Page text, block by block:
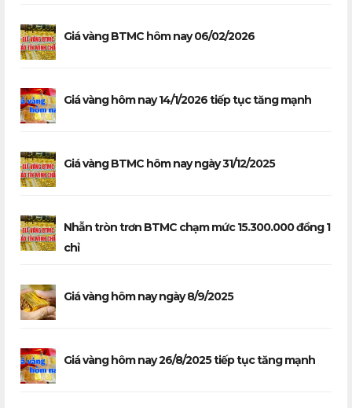
Giá vàng BTMC hôm nay 06/02/2026
Giá vàng hôm nay 14/1/2026 tiếp tục tăng mạnh
Giá vàng BTMC hôm nay ngày 31/12/2025
Nhẫn tròn trơn BTMC chạm mức 15.300.000 đồng 1
chỉ
Giá vàng hôm nay ngày 8/9/2025
Giá vàng hôm nay 26/8/2025 tiếp tục tăng mạnh